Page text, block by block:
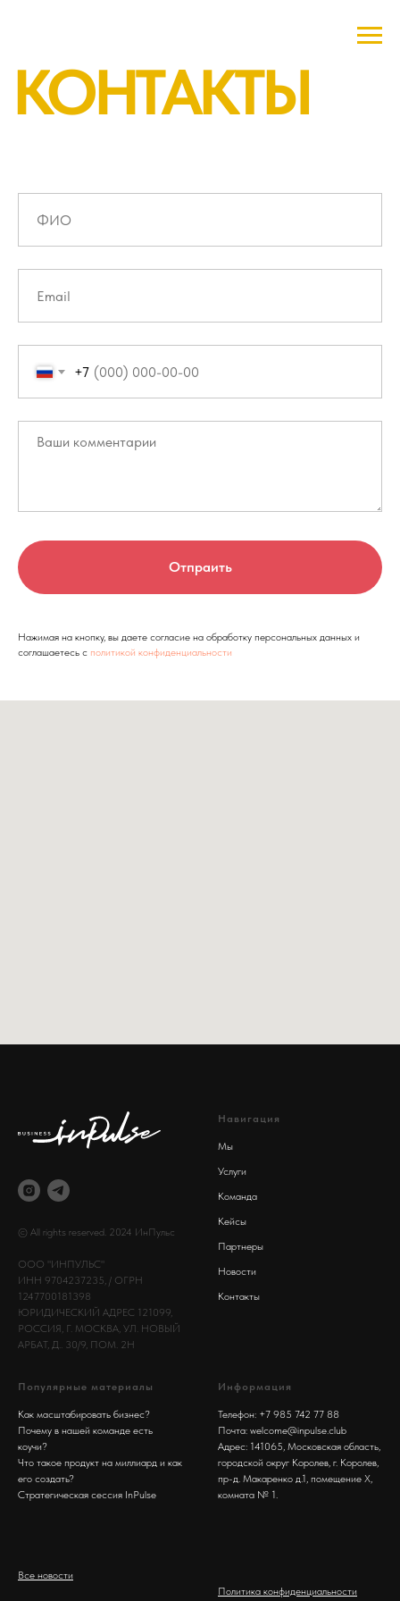
КОНТАКТЫ
+7
Отпраить
Нажимая на кнопку, вы даете согласие на обработку персональных данных и
соглашаетесь c политикой конфиденциальности
© All rights reserved. 2024 ИнПульс
ООО "ИНПУЛЬС"
ИНН 9704237235, / ОГРН
1247700181398
ЮРИДИЧЕСКИЙ АДРЕС 121099,
РОССИЯ, Г. МОСКВА, УЛ. НОВЫЙ
АРБАТ, Д.. 30/9, ПОМ. 2Н
Навигация
Мы
Услуги
Команда
Кейсы
Партнеры
Новости
Контакты
Популярные материалы
Как масштабировать бизнес?
Почему в нашей команде есть
коучи?
Что такое продукт на миллиард и как
его создать?
Стратегическая сессия InPulse
Все новости
Информация
Телефон: +7 985 742 77 88
Почта: welcome@inpulse.club
Адрес: 141065, Московская область,
городской округ Королев, г. Королев,
пр-д. Макаренко д.1, помещение Х,
комната № 1.
Политика конфиденциальности